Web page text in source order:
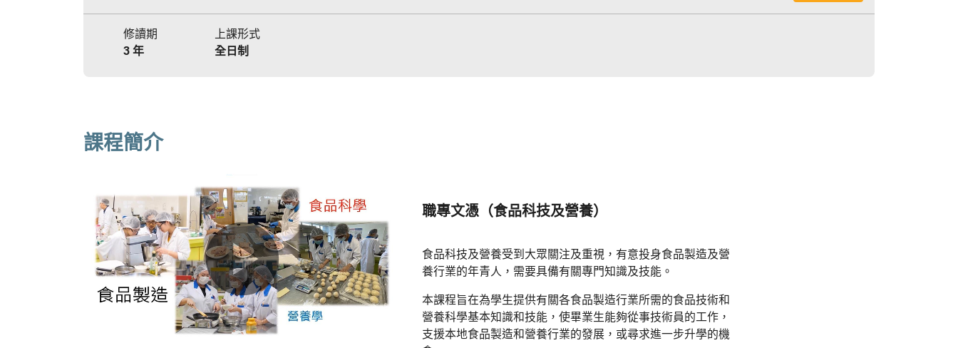
修讀期
3 年
上課形式
全日制
課程簡介
職專文憑（食品科技及營養）
食品科技及營養受到大眾關注及重視，有意投身食品製造及營
養行業的年青人，需要具備有關專門知識及技能。
本課程旨在為學生提供有關各食品製造行業所需的食品技術和
營養科學基本知識和技能，使畢業生能夠從事技術員的工作，
支援本地食品製造和營養行業的發展，或尋求進一步升學的機